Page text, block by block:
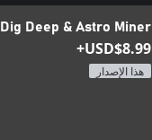
Dig Deep & Astro Miner
USD$8.99+
هذا الإصدار